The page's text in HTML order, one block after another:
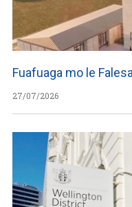
Fuafuaga mo le
27/07/2026